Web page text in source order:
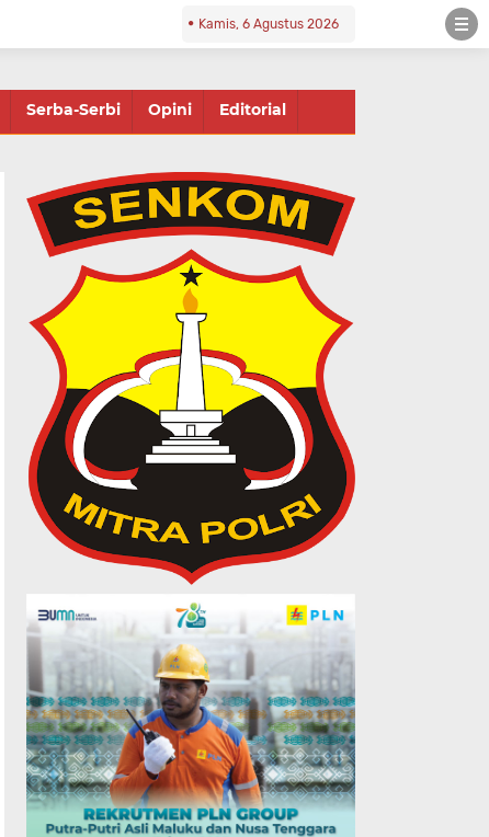
Kamis, 6 Agustus 2026
Serba-Serbi Opini Editorial